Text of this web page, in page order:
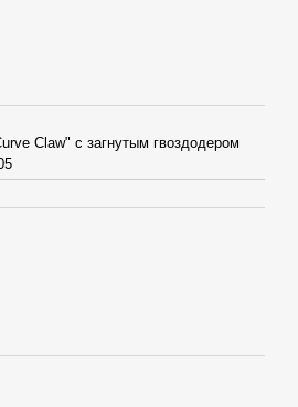
Claw" с загнутым гвоздодером